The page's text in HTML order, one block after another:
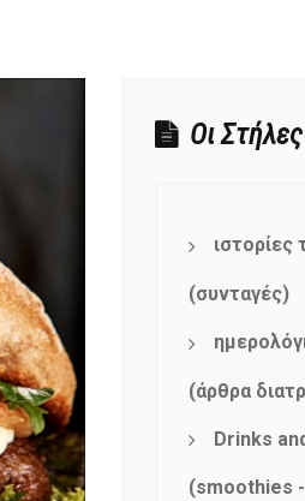
Οι
ιστορίες
(συνταγές)
(άρθρα
Drinks
(smoothies